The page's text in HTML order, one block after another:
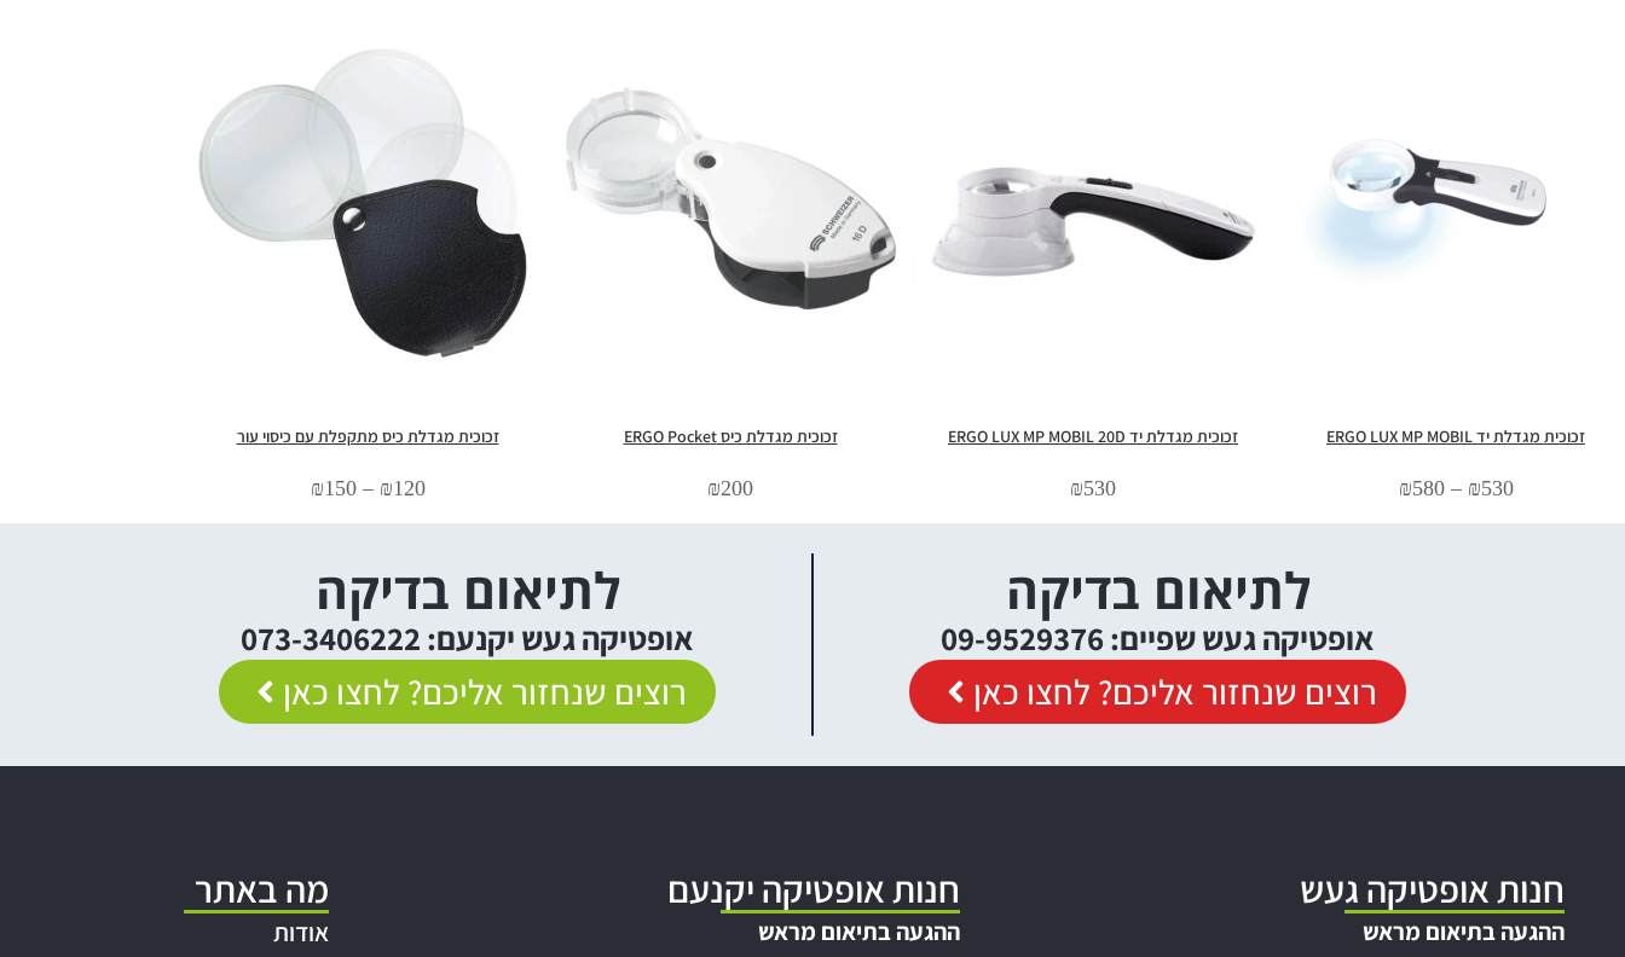
זכוכית מגדלת יד ERGO LUX MP MOBIL
₪530
–
₪580
זכוכית מגדלת יד ERGO LUX MP MOBIL 20D
₪530
זכוכית מגדלת כיס ERGO Pocket
₪200
זכוכית מגדלת כיס מתקפלת עם כיסוי עור
₪120
–
₪150
לתיאום בדיקה
אופטיקה געש שפיים: 09-9529376
רוצים שנחזור אליכם? לחצו כאן
לתיאום בדיקה
אופטיקה געש יקנעם: 073-3406222
רוצים שנחזור אליכם? לחצו כאן
חנות אופטיקה געש
ההגעה בתיאום מראש
חנות אופטיקה יקנעם
ההגעה בתיאום מראש
מה באתר
אודות